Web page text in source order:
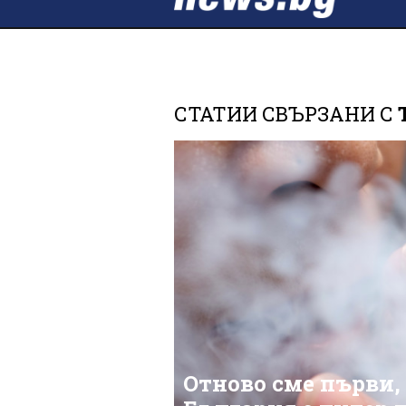
СТАТИИ СВЪРЗАНИ С
Отново сме първи,